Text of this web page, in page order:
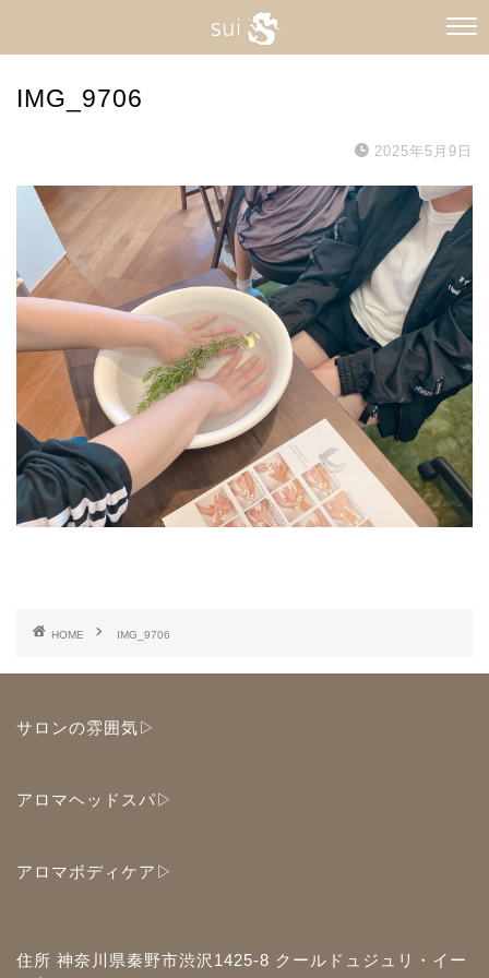
IMG_9706
2025年5月9日
HOME IMG_9706
サロンの雰囲気▷
アロマヘッドスパ▷
アロマボディケア▷
住所 神奈川県秦野市渋沢1425-8 クールドュジュリ・イー